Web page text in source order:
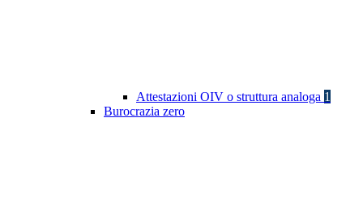
Attestazioni OIV o struttura analoga 1
Burocrazia zero